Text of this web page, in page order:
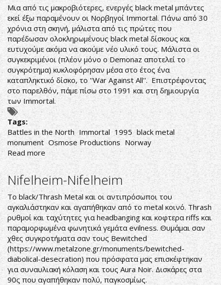
Μια από τις μακροβιότερες, ενεργές black metal μπάντες
εκεί έξω παραμένουν οι Νορβηγοί Immortal. Πάνω από 30
χρόνια στη σκηνή, μάλιστα από τις πρώτες που
παρέδωσαν ολοκληρωμένους black metal δίσκους και
ευτυχούμε ακόμα να ακούμε νέο υλικό τους. Μάλιστα οι
συγκεκριμένοι (πλέον μόνο ο Demonaz αποτελεί το
συγκρότημα) κυκλοφόρησαν μέσα στο έτος ένα
καταπληκτικό δίσκο, το ''War Against All''. Επιστρέφοντας
στο παρελθόν, πάμε πίσω στο 1991 και στη δημιουργία
των Immortal.
Tags:
Battles in the North Immortal 1995 black metal
monument Osmose Productions Norway
Read more about
Immortal-
Battles
in
the
North
Nifelheim-Nifelheim
To black/Thrash Metal και οι αντιπρόσωποι του
αγκαλιάστηκαν και αγαπήθηκαν από το metal κοινό. Thrash
ρυθμοί και ταχύτητες για headbanging και κοφτερα riffs και
παραμορφωμένα φωνητικά γεμάτα evilness. Θυμάμαι σαν
χθες συγκροτήματα σαν τους Bewitched
(https://www.metalzone.gr/monuments/bewitched-
diabolical-desecration) που πρόσφατα μας επισκέφτηκαν
για συναυλιακή κόλαση και τους Aura Noir. Δισκάρες στα
90ς που αγαπήθηκαν πολύ, παγκοσμίως.